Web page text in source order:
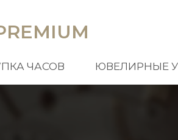
ЧАСОВ ЮВЕЛИРНЫЕ